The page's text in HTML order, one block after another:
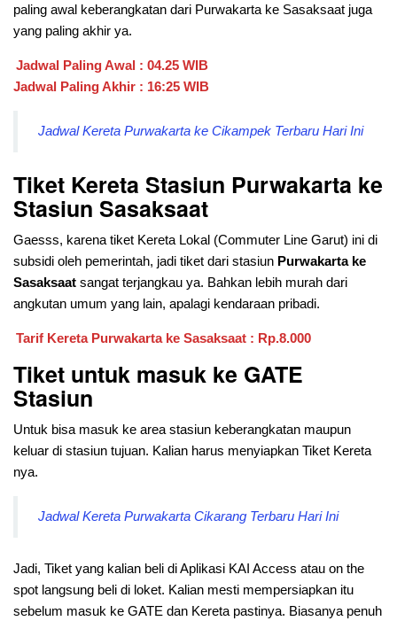
paling awal keberangkatan dari Purwakarta ke Sasaksaat juga
yang paling akhir ya.
Jadwal Paling Awal : 04.25 WIB
Jadwal Paling Akhir : 16:25 WIB
Jadwal Kereta Purwakarta ke Cikampek Terbaru Hari Ini
Tiket Kereta Stasiun Purwakarta ke
Stasiun Sasaksaat
Gaesss, karena tiket Kereta Lokal (Commuter Line Garut) ini di
subsidi oleh pemerintah, jadi tiket dari stasiun Purwakarta ke
Sasaksaat sangat terjangkau ya. Bahkan lebih murah dari
angkutan umum yang lain, apalagi kendaraan pribadi.
Tarif Kereta Purwakarta ke Sasaksaat : Rp.8.000
Tiket untuk masuk ke GATE
Stasiun
Untuk bisa masuk ke area stasiun keberangkatan maupun
keluar di stasiun tujuan. Kalian harus menyiapkan Tiket Kereta
nya.
Jadwal Kereta Purwakarta Cikarang Terbaru Hari Ini
Jadi, Tiket yang kalian beli di Aplikasi KAI Access atau on the
spot langsung beli di loket. Kalian mesti mempersiapkan itu
sebelum masuk ke GATE dan Kereta pastinya. Biasanya penuh